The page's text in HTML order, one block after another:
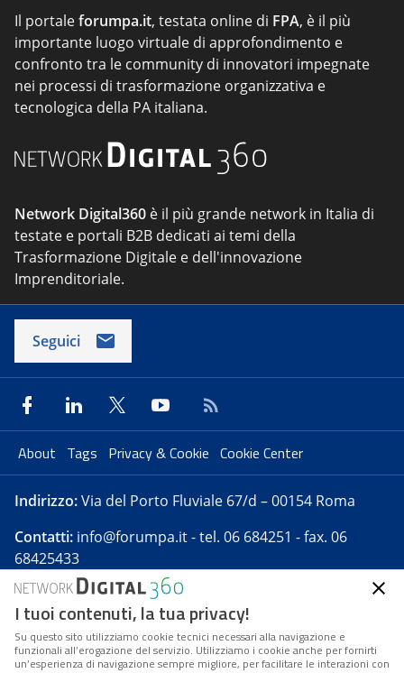
Il portaleforumpa.it, testata online di FPA, è il più
importante luogo virtuale di approfondimento e
confronto tra le community di innovatori impegnate
nei processi di trasformazione organizzativa e
tecnologica della PA italiana.
Network Digital360 è il più grande network in Italia di
testate e portali B2B dedicati ai temi della
Trasformazione Digitale e dell'innovazione
Imprenditoriale.
Seguici
About Tags Privacy & Cookie Cookie Center
Indirizzo:Via del Porto Fluviale 67/d – 00154 Roma
Contatti: info@forumpa.it- tel. 06 684251 - fax. 06
68425433
Forumpa.itè una pubblicazione telematica iscritta
presso Registro della stampa del Tribunale di Roma -
Reg. n. 182 del 2 maggio 2008 - Direttore resp. Michela
I tuoi contenuti, la tua privacy!
Su questo sito utilizziamo cookie tecnici necessari alla navigazione e
funzionali all’erogazione del servizio. Utilizziamo i cookie anche per fornirti
un’esperienza di navigazione sempre migliore, per facilitare le interazioni con